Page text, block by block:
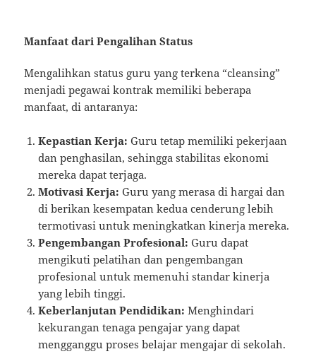
Manfaat dari Pengalihan Status
Mengalihkan status guru yang terkena “cleansing”
menjadi pegawai kontrak memiliki beberapa
manfaat, di antaranya:
Kepastian Kerja: Guru tetap memiliki pekerjaan
dan penghasilan, sehingga stabilitas ekonomi
mereka dapat terjaga.
Motivasi Kerja: Guru yang merasa di hargai dan
di berikan kesempatan kedua cenderung lebih
termotivasi untuk meningkatkan kinerja mereka.
Pengembangan Profesional: Guru dapat
mengikuti pelatihan dan pengembangan
profesional untuk memenuhi standar kinerja
yang lebih tinggi.
Keberlanjutan Pendidikan: Menghindari
kekurangan tenaga pengajar yang dapat
mengganggu proses belajar mengajar di sekolah.